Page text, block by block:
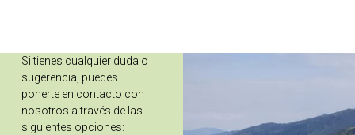
Si tienes cualquier duda o
sugerencia, puedes
ponerte en contacto con
nosotros a través de las
siguientes opciones: